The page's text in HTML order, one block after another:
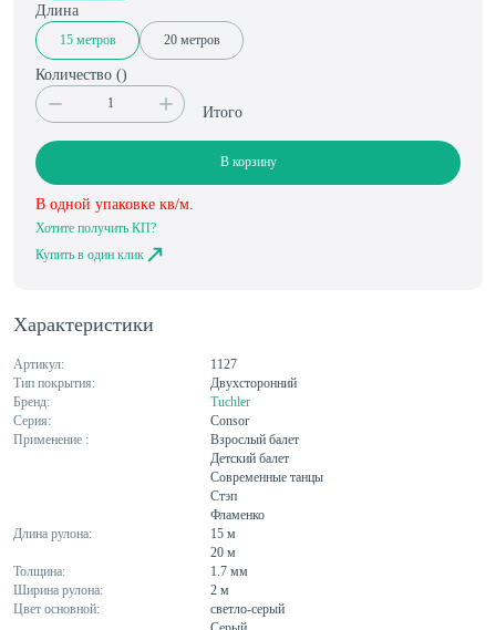
Характеристики
Артикул:
1127
Тип покрытия:
Двухсторонний
Бренд:
Tuchler
Серия:
Consor
Применение :
Взрослый балет
Детский балет
Современные танцы
Стэп
Фламенко
Длина рулона:
15 м
20 м
Толщина:
1.7 мм
Ширина рулона:
2 м
Цвет основной:
светло-серый
Длина
15 метров 20 метров
Количество ()
Итого
В корзину
В одной упаковке кв/м.
Хотите получить КП?
Купить в один клик